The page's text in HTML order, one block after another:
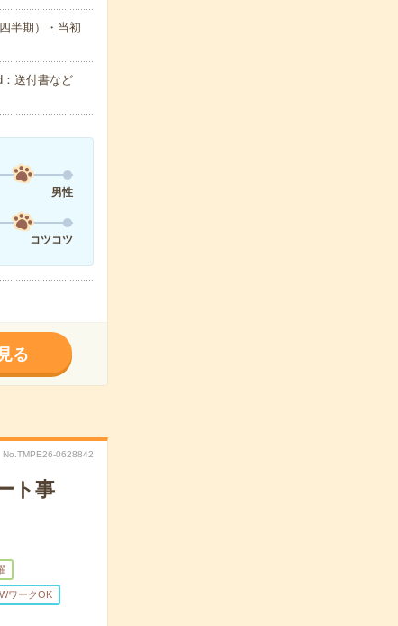
半期）・当初
送付書など
男性
コツコツ
る
No.TMPE26-0628842
ト事
ワークOK